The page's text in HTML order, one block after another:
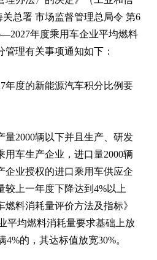
总署 市场监督管理总局令 第6
年度乘用车企业平均燃料
理有关事项通知如下：
年度的新能源汽车积分比例要
量2000辆以下并且生产、研发
用车生产企业，进口量2000辆
企业授权的进口乘用车供应企
较上一年度下降达到4%以上
料消耗量评价方法及指标》
平均燃料消耗量要求基础上放
4%的，其达标值放宽30%。